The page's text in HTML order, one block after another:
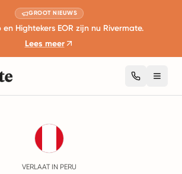
GROOT NIEUWS
en Hightekers EOR zijn nu Rivermate.
Lees meer
VERLAAT IN PERU